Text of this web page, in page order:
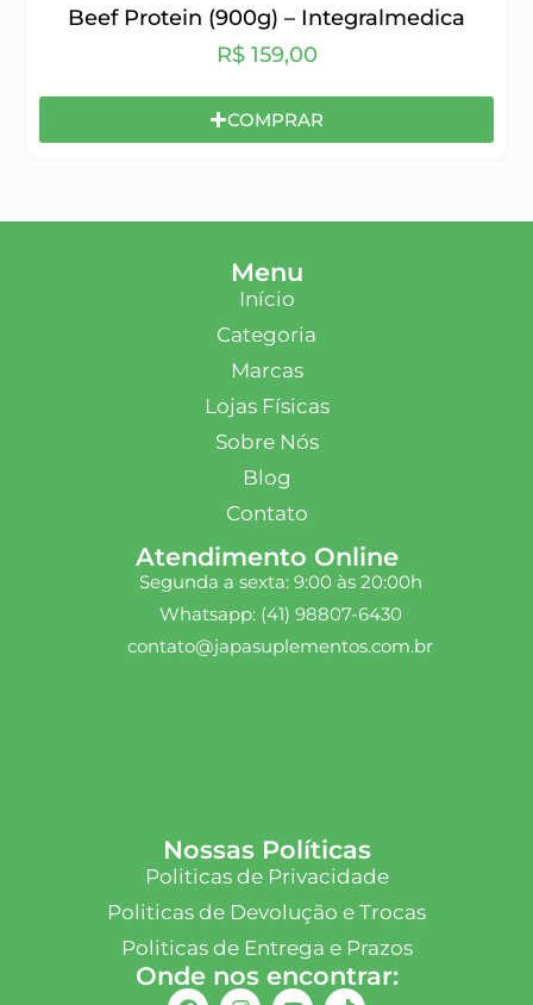
Beef Protein (900g) – Integralmedica
R$159,00
COMPRAR
Menu
Início
Categoria
Marcas
Lojas Físicas
Sobre Nós
Blog
Contato
Atendimento Online
Segunda a sexta: 9:00 às 20:00h
Whatsapp: (41) 98807-6430
contato@japasuplementos.com.br
Nossas Políticas
Politicas de Privacidade
Politicas de Devolução e Trocas
Politicas de Entrega e Prazos
Onde nos encontrar: